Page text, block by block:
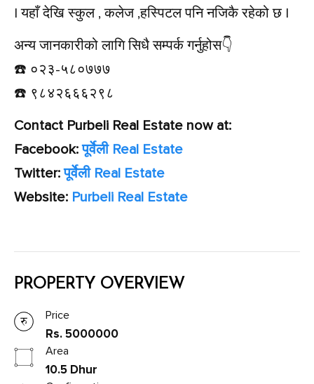
| यहाँ देखि स्कुल , कलेज ,हस्पिटल पनि नजिकै रहेको छ |
अन्य जानकारीको लागि सिधै सम्पर्क गर्नुहोस👇️
☎️ ०२३-५८०७७७
☎️ ९८४२६६६२९८
Contact Purbeli Real Estate now at:
Facebook:पूर्वेली Real Estate
Twitter:पूर्वेली Real Estate
Website: Purbeli Real Estate
PROPERTY OVERVIEW
Price
Rs. 5000000
Area
10.5 Dhur